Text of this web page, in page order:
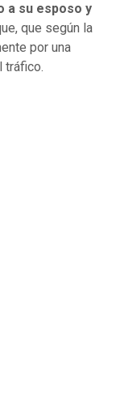
a su esposo y
que según la
por una
tráfico.